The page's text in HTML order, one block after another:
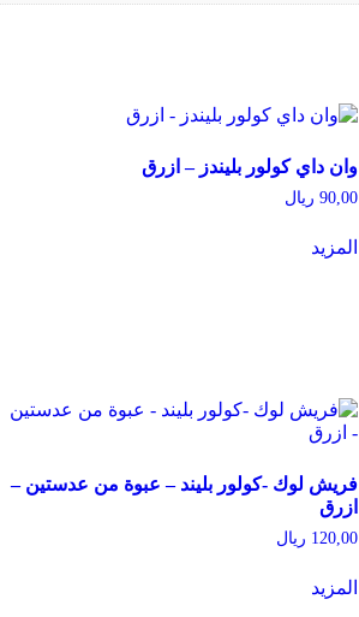
وان داي كولور بليندز – ازرق
90,00 ريال
المزيد
فريش لوك -كولور بليند – عبوة من عدستين –
ازرق
120,00 ريال
المزيد